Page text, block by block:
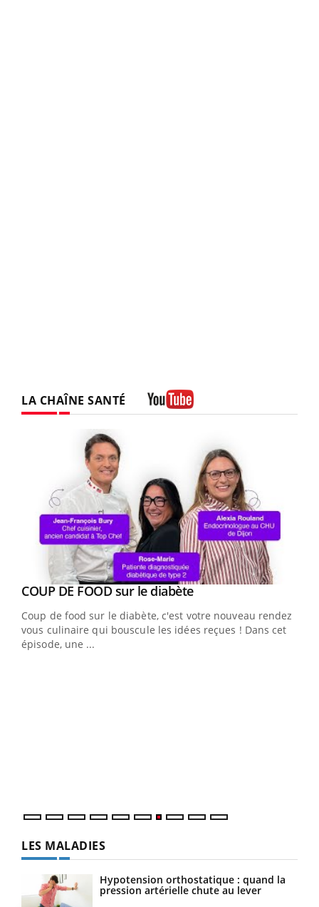
LA CHAÎNE SANTÉ
Youtube
COUP DE FOOD sur le diabèteYoutube
Coup de food sur le diabète, c'est votre nouveau rendez-
vous culinaire qui bouscule les idées reçues ! Dans cet
épisode, une ...
LES MALADIES
Hypotension orthostatique : quand la
pression artérielle chute au lever